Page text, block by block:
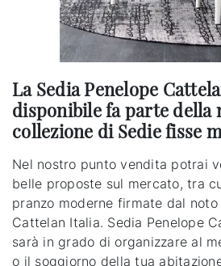
La Sedia Penelope
disponibile fa parte della
collezione di Sedie fisse
Nel nostro punto vendita potrai
belle proposte sul mercato, tra
pranzo moderne firmate dal
Cattelan Italia. Sedia Penelope
sarà in grado di organizzare al
o il soggiorno della tua